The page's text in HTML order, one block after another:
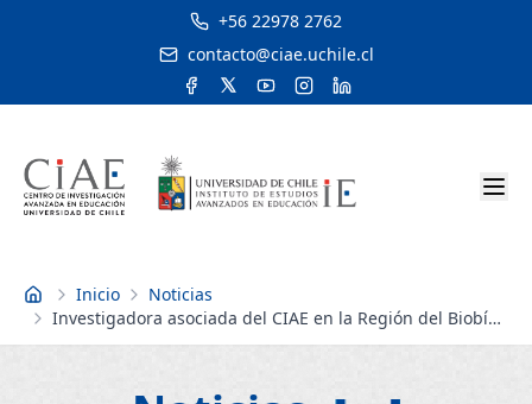
+56 22978 2762
contacto@ciae.uchile.cl
Inicio Inicio
Noticias
Investigadora asociada del CIAE en la Región del Biobío
recibe visita de académico español: Conoce la